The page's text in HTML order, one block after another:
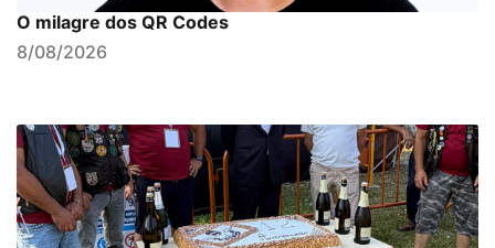
O milagre dos QR Codes
8/08/2026